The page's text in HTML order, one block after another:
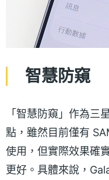
智慧防窺
「智慧防窺」作為三
點，雖然目前僅有
使用，但實際效果確
更好。具體來說，